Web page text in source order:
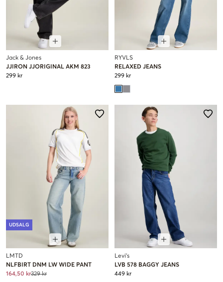
Jack & Jones
JJIRON JJORIGINAL AKM 823
299 kr
RYVLS
RELAXED JEANS
299 kr
UDSALG
LMTD
NLFBIRT DNM LW WIDE PANT
164,50 kr329 kr
Levi's
LVB 578 BAGGY JEANS
449 kr